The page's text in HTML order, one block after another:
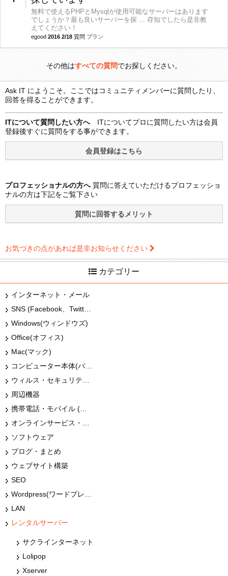
無料で使えるPHPとMysqlが使用可能なサーバーはあります
でしょうか？最も良いサーバーを探 ... 存知でしたら是非教
えてください！
egood 2016 2/18 質問 プラン
その他はすべての質問でお探しください。
Ask IT にようこそ。ここではコミュニティメンバーに質問したり、
回答を得ることができます。
ITについて質問したい方へITについてプロに質問したい方は会員
登録後すぐに質問をする事ができます。
プロフェッショナルの方へ質問に答えていただけるプロフェッショ
ナルの方は下記をご覧下さい
お気づきの点があれば是非お知らせください
カテゴリー
インターネット・メール
Windows(ウィンドウズ)
Office(オフィス)
Mac(マック)
周辺機器
ソフトウェア
ブログ・まとめ
ウェブサイト構築
SEO
LAN
レンタルサーバー
サクラインターネット
Lolipop
Xserver